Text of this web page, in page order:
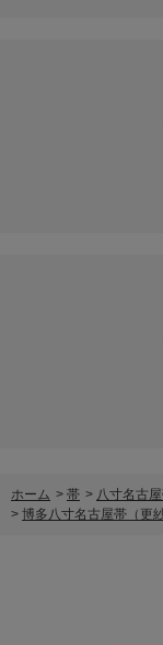
ホーム > 帯 > 八寸名古
> 博多八寸名古屋帯（更